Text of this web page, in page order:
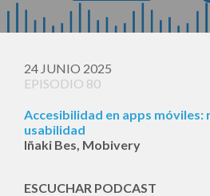
24 JUNIO 2025
EPISODIO 80
Accesibilidad en apps móviles:
usabilidad
Iñaki Bes, Mobivery
ESCUCHAR PODCAST